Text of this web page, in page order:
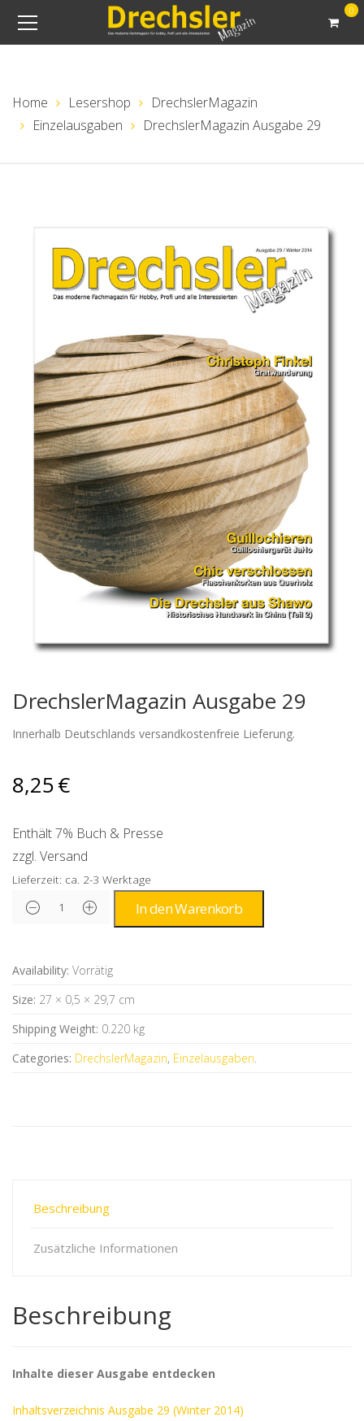
0
Home Lesershop
DrechslerMagazin
Einzelausgaben
DrechslerMagazin Ausgabe 29
DrechslerMagazin Ausgabe 29
Innerhalb Deutschlands versandkostenfreie Lieferung.
8,25€
Enthält 7% Buch & Presse
zzgl. Versand
Lieferzeit: ca. 2-3 Werktage
In den Warenkorb
Availability: Vorrätig
Size: 27 × 0,5 × 29,7 cm
Shipping Weight: 0.220 kg
Categories: DrechslerMagazin, Einzelausgaben.
Beschreibung
Zusätzliche Informationen
Beschreibung
Inhalte dieser Ausgabe entdecken
Inhaltsverzeichnis Ausgabe 29 (Winter 2014)